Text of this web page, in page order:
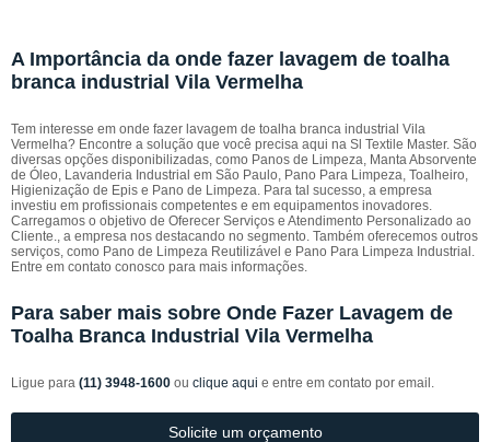
A Importância da onde fazer lavagem de toalha
branca industrial Vila Vermelha
Tem interesse em onde fazer lavagem de toalha branca industrial Vila
Vermelha? Encontre a solução que você precisa aqui na Sl Textile Master. São
diversas opções disponibilizadas, como Panos de Limpeza, Manta Absorvente
de Óleo, Lavanderia Industrial em São Paulo, Pano Para Limpeza, Toalheiro,
Higienização de Epis e Pano de Limpeza. Para tal sucesso, a empresa
investiu em profissionais competentes e em equipamentos inovadores.
Carregamos o objetivo de Oferecer Serviços e Atendimento Personalizado ao
Cliente., a empresa nos destacando no segmento. Também oferecemos outros
serviços, como Pano de Limpeza Reutilizável e Pano Para Limpeza Industrial.
Entre em contato conosco para mais informações.
Para saber mais sobre Onde Fazer Lavagem de
Toalha Branca Industrial Vila Vermelha
Ligue para (11) 3948-1600 ou clique aqui e entre em contato por email.
Solicite um orçamento